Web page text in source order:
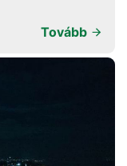
Tovább